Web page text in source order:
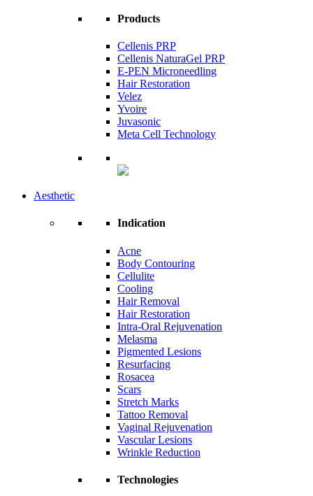
Products
Cellenis PRP
Cellenis NaturaGel PRP
E-PEN Microneedling
Hair Restoration
Velez
Yvoire
Juvasonic
Meta Cell Technology
Aesthetic
Indication
Acne
Body Contouring
Cellulite
Cooling
Hair Removal
Hair Restoration
Intra-Oral Rejuvenation
Melasma
Pigmented Lesions
Resurfacing
Rosacea
Scars
Stretch Marks
Tattoo Removal
Vaginal Rejuvenation
Vascular Lesions
Wrinkle Reduction
Technologies